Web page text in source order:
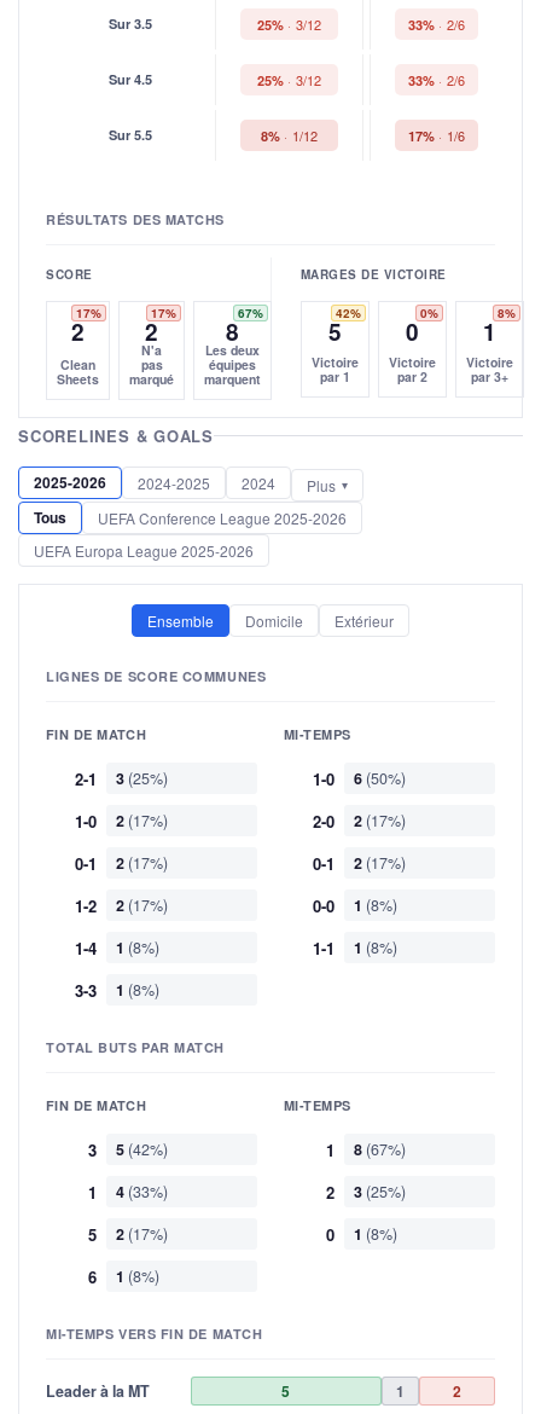
Sur 3.5 25% 3/12 33% 2/6
Sur 4.5 25% 3/12 33% 2/6
Sur 5.5 8% 1/12 17% 1/6
RÉSULTATS DES MATCHS
SCORE
17%
2
Clean
Sheets
17%
2
N'a
pas
marqué
67%
8
Les deux
équipes
marquent
MARGES DE VICTOIRE
42%
5
Victoire
par 1
0%
0
Victoire
par 2
8%
1
Victoire
par 3+
SCORELINES & GOALS
2025-2026 2024-2025 2024 Plus
Tous
UEFA Conference League 2025-2026
UEFA Europa League 2025-2026
Ensemble Domicile Extérieur
LIGNES DE SCORE COMMUNES
FIN DE MATCH
2-1 3 (25%)
1-0 2 (17%)
0-1 2 (17%)
1-2 2 (17%)
1-4 1 (8%)
3-3 1 (8%)
MI-TEMPS
1-0 6 (50%)
2-0 2 (17%)
0-1 2 (17%)
0-0 1 (8%)
1-1 1 (8%)
TOTAL BUTS PAR MATCH
FIN DE MATCH
3 5 (42%)
1 4 (33%)
5 2 (17%)
6 1 (8%)
MI-TEMPS
1 8 (67%)
2 3 (25%)
0 1 (8%)
MI-TEMPS VERS FIN DE MATCH
Leader à la MT 5 1
2